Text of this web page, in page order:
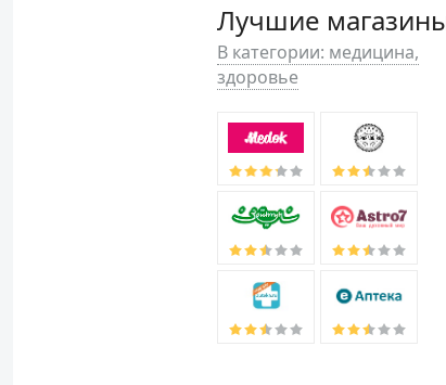
Лучшие
В категории: медицина,
здоровье